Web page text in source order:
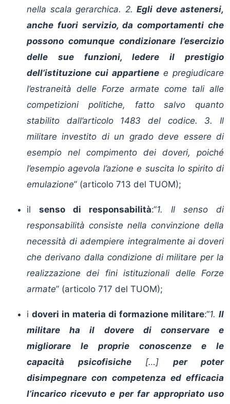
nella scala gerarchica. 2. Egli deve astenersi,
anche fuori servizio, da comportamenti che
possono comunque condizionare l’esercizio
delle sue funzioni, ledere il prestigio
dell’istituzione cui appartiene e pregiudicare
l’estraneità delle Forze armate come tali alle
competizioni politiche, fatto salvo quanto
stabilito dall’articolo 1483 del codice. 3. Il
militare investito di un grado deve essere di
esempio nel compimento dei doveri, poiché
l’esempio agevola l’azione e suscita lo spirito di
emulazione” (articolo 713 del TUOM);
il senso di responsabilità:“1. Il senso di
responsabilità consiste nella convinzione della
necessità di adempiere integralmente ai doveri
che derivano dalla condizione di militare per la
realizzazione dei fini istituzionali delle Forze
armate” (articolo 717 del TUOM);
i doveri in materia di formazione militare:“1. Il
militare ha il dovere di conservare e
migliorare le proprie conoscenze e le
capacità psicofisiche[…] per poter
disimpegnare con competenza ed efficacia
l’incarico ricevuto e per far appropriato uso